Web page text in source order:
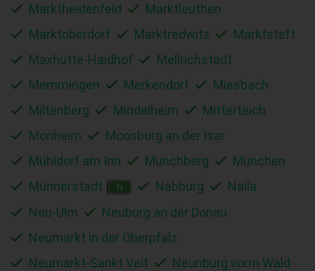
Marktheidenfeld
Marktleuthen
Marktoberdorf
Marktredwitz
Marktsteft
Maxhütte-Haidhof
Mellrichstadt
Memmingen
Merkendorf
Miesbach
Miltenberg
Mindelheim
Mitterteich
Monheim
Moosburg an der Isar
Mühldorf am Inn
Münchberg
München
Münnerstadt
N Nabburg
Naila
Neu-Ulm
Neuburg an der Donau
Neumarkt in der Oberpfalz
Neumarkt-Sankt Veit
Neunburg vorm Wald